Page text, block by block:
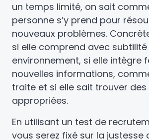
un temps limité, on sait
personne s’y prend pour
nouveaux problèmes.
si elle comprend avec subtilité
environnement, si elle intègre
nouvelles informations,
traite et si elle sait trouver
appropriées.
En utilisant un test de
vous serez fixé sur la justesse